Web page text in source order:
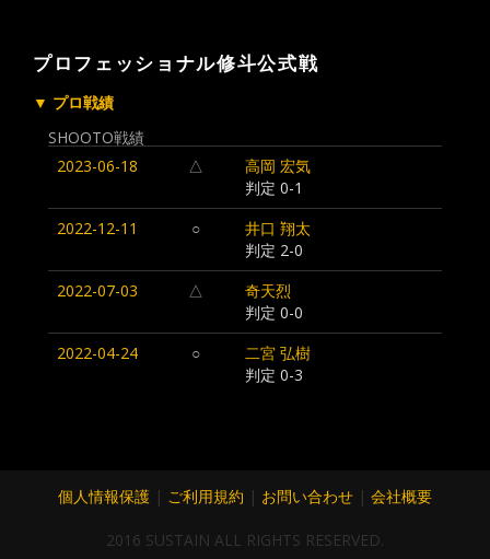
プロフェッショナル修斗公式戦
▼ プロ戦績
SHOOTO戦績
2023-06-18
△
高岡 宏気
判定 0-1
2022-12-11
○
井口 翔太
判定 2-0
2022-07-03
△
奇天烈
判定 0-0
2022-04-24
○
二宮 弘樹
判定 0-3
個人情報保護 | ご利用規約 | お問い合わせ | 会社概要
2016 SUSTAIN ALL RIGHTS RESERVED.